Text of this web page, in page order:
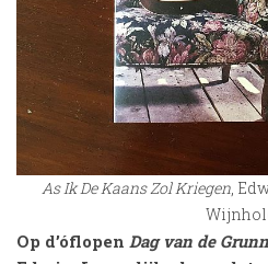
As Ik De Kaans Zol Kriegen,
Op d’óflopen Dag van de